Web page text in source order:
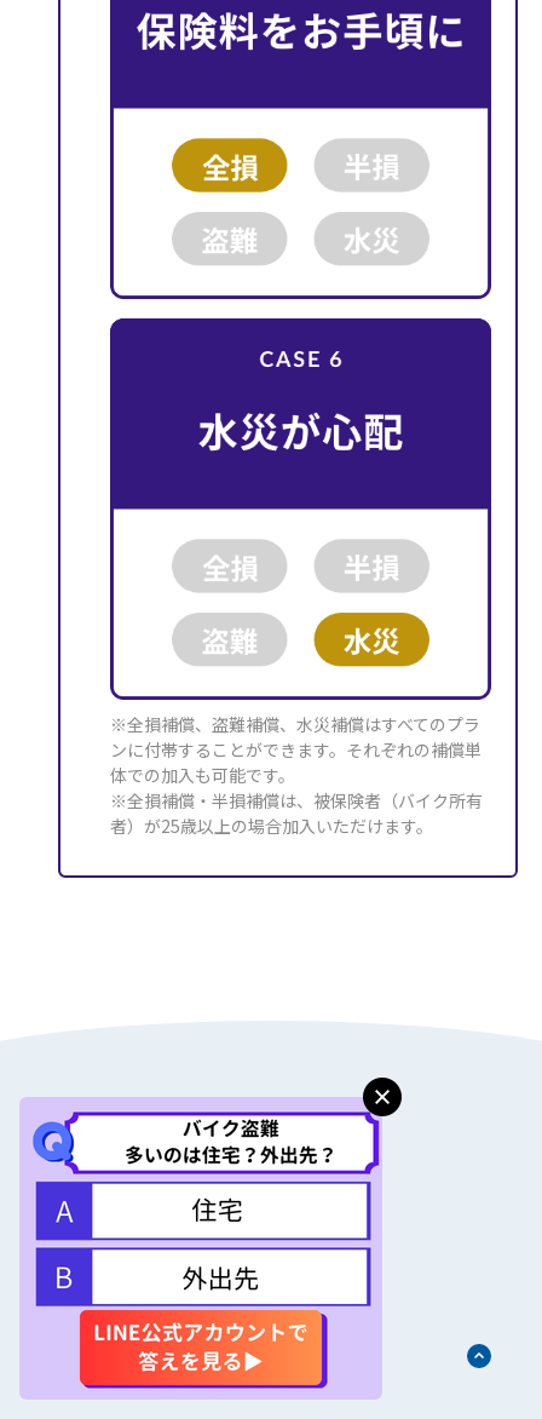
※全損補償、盗難補償、水災補償はすべてのプラ
ンに付帯することができます。それぞれの補償単
体での加入も可能です。
※全損補償・半損補償は、被保険者（バイク所有
者）が25歳以上の場合加入いただけます。
PRICE
保険料例